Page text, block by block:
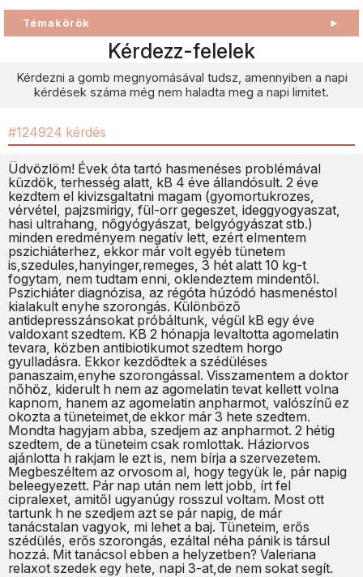
Témakörök ►
Kérdezz-felelek
Kérdezni a gomb megnyomásával tudsz, amennyiben a napi
kérdések száma még nem haladta meg a napi limitet.
#124924 kérdés
Üdvözlöm! Évek óta tartó hasmenéses problémával
küzdök, terhesség alatt, kB 4 éve állandósult. 2 éve
kezdtem el kivizsgaltatni magam (gyomortukrozes,
vérvétel, pajzsmirigy, fül-orr gegeszet, ideggyogyaszat,
hasi ultrahang, nőgyógyászat, belgyógyászat stb.)
minden eredményem negatív lett, ezért elmentem
pszichiáterhez, ekkor már volt egyéb tünetem
is,szedules,hanyinger,remeges, 3 hét alatt 10 kg-t
fogytam, nem tudtam enni, oklendeztem mindentől.
Pszichiáter diagnózisa, az régóta húzódó hasmenéstol
kialakult enyhe szorongás. Különböző
antidepresszánsokat próbáltunk, végül kB egy éve
valdoxant szedtem. KB 2 hónapja levaltotta agomelatin
tevara, közben antibiotikumot szedtem horgo
gyulladásra. Ekkor kezdődtek a szédüléses
panaszaim,enyhe szorongással. Visszamentem a doktor
nőhöz, kiderult h nem az agomelatin tevat kellett volna
kapnom, hanem az agomelatin anpharmot, valószínű ez
okozta a tüneteimet,de ekkor már 3 hete szedtem.
Mondta hagyjam abba, szedjem az anpharmot. 2 hétig
szedtem, de a tüneteim csak romlottak. Háziorvos
ajánlotta h rakjam le ezt is, nem bírja a szervezetem.
Megbeszéltem az orvosom al, hogy tegyük le, pár napig
beleegyezett. Pár nap után nem lett jobb, írt fel
cipralexet, amitől ugyanúgy rosszul voltam. Most ott
tartunk h ne szedjem azt se pár napig, de már
tanácstalan vagyok, mi lehet a baj. Tüneteim, erős
szédülés, erős szorongás, ezáltal néha pánik is társul
hozzá. Mit tanácsol ebben a helyzetben? Valeriana
relaxot szedek egy hete, napi 3-at,de nem sokat segít.